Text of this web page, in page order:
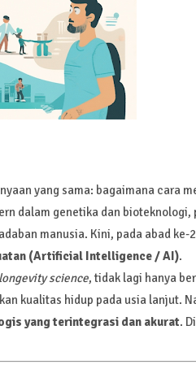
yang sama: bagaimana cara
dalam genetika dan bioteknologi,
manusia. Kini, pada abad ke-
(Artificial Intelligence / AI).
longevity science, tidak lagi hanya
kualitas hidup pada usia lanjut.
yang terintegrasi dan akurat.